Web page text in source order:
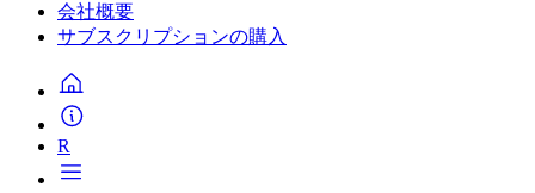
会社概要
サブスクリプションの購入
R